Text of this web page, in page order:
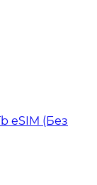
(Без